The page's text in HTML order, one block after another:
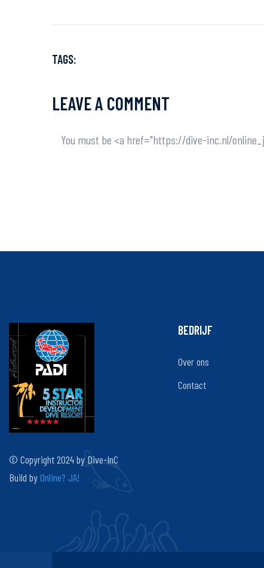
TAGS:
LEAVE A COMMENT
You must be <a href="https://dive-inc.nl/
© Copyright 2024 by Dive-InC
Build byOnline? JA!
BEDRIJF
Over ons
Contact